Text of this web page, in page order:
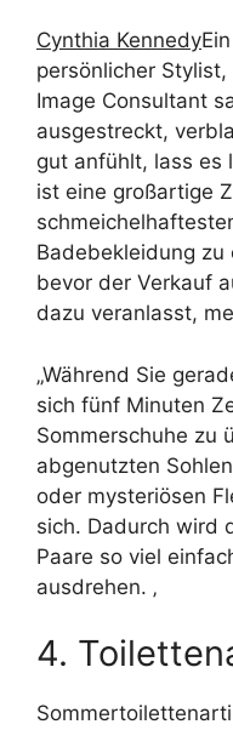
Cynthia Kennedy
persönlicher
Image Consultant
ausgestreckt,
gut anfühlt, lass es
ist eine großartige
Badebekleidung
bevor der Verkauf
dazu veranlasst,
„Während Sie
sich fünf Minuten
Sommerschuhe zu
abgenutzten
oder mysteriösen
sich. Dadurch wird
Paare so viel
ausdrehen. ‚
4.